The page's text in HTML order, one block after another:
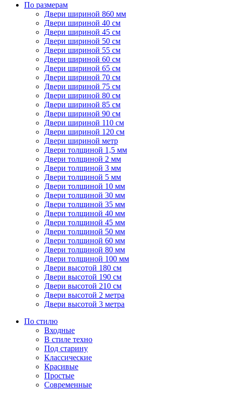
По размерам
Двери шириной 860 мм
Двери шириной 40 см
Двери шириной 45 см
Двери шириной 50 см
Двери шириной 55 см
Двери шириной 60 см
Двери шириной 65 см
Двери шириной 70 см
Двери шириной 75 см
Двери шириной 80 см
Двери шириной 85 см
Двери шириной 90 см
Двери шириной 110 см
Двери шириной 120 см
Двери шириной метр
Двери толщиной 1,5 мм
Двери толщиной 2 мм
Двери толщиной 3 мм
Двери толщиной 5 мм
Двери толщиной 10 мм
Двери толщиной 30 мм
Двери толщиной 35 мм
Двери толщиной 40 мм
Двери толщиной 45 мм
Двери толщиной 50 мм
Двери толщиной 60 мм
Двери толщиной 80 мм
Двери толщиной 100 мм
Двери высотой 180 см
Двери высотой 190 см
Двери высотой 210 см
Двери высотой 2 метра
Двери высотой 3 метра
По стилю
Входные
В стиле техно
Под старину
Классические
Красивые
Простые
Современные